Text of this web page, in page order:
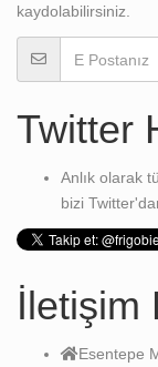
kaydolabilirsiniz.
Twitter
Anlık olarak
bizi
İletişim
Esentepe